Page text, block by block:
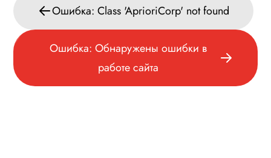
Слайдер
Мультирегиональность
Меню сайта
Блоки / секции сайта
Ошибка: Class 'AprioriCorp' not found
Ошибка: Обнаружены ошибки в
работе сайта